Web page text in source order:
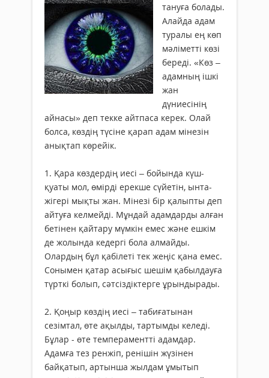
тануға болады.
Алайда адам
туралы ең көп
мәліметті көзі
береді. «Көз –
адамның ішкі
жан
дүниесінің
айнасы» деп текке айтпаса керек. Олай
болса, көздің түсіне қарап адам мінезін
анықтап көрейік.
1. Қара көздердің иесі – бойында күш-
қуаты мол, өмірді ерекше сүйетін, ынта-
жігері мықты жан. Мінезі бір қалыпты деп
айтуға келмейді. Мұндай адамдарды алған
бетінен қайтару мүмкін емес және ешкім
де жолында кедергі бола алмайды.
Олардың бұл қабілеті тек жеңіс қана емес.
Сонымен қатар асығыс шешім қабылдауға
түрткі болып, сәтсіздіктерге ұрындырады.
2. Қоңыр көздің иесі – табиғатынан
сезімтал, өте ақылды, тартымды келеді.
Бұлар - өте темпераментті адамдар.
Адамға тез ренжіп, ренішін жүзінен
байқатып, артынша жылдам ұмытып